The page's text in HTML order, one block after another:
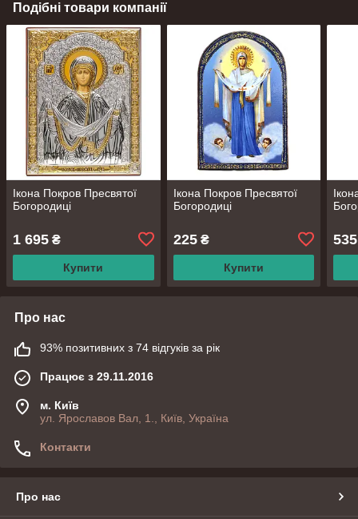
Подібні товари компанії
Ікона Покров Пресвятої
Богородиці
1 695 ₴
Купити
Ікона Покров Пресвятої
Богородиці
225₴
Купити
535
Про нас
93% позитивних з 74 відгуків за рік
Працює з 29.11.2016
м. Київ
ул. Ярославов Вал, 1., Київ, Україна
Контакти
Про нас